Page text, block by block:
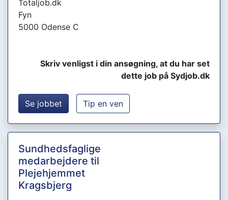
Totaljob.dk
Fyn
5000 Odense C
Skriv venligst i din ansøgning, at du har set
dette job på Sydjob.dk
Se jobbet Tip en ven
Sundhedsfaglige
medarbejdere til
Plejehjemmet
Kragsbjerg